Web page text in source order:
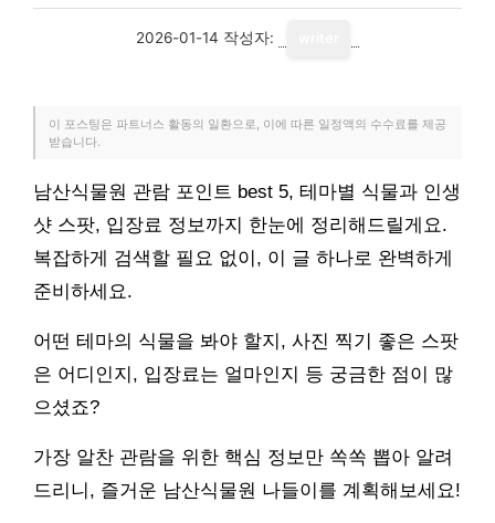
2026-01-14 작성자:
이 포스팅은 파트너스 활동의 일환으로, 이에 따른 일정액의 수수료를 제공
받습니다.
남산식물원 관람 포인트 best 5, 테마별 식물과 인생
샷 스팟, 입장료 정보까지 한눈에 정리해드릴게요.
복잡하게 검색할 필요 없이, 이 글 하나로 완벽하게
준비하세요.
어떤 테마의 식물을 봐야 할지, 사진 찍기 좋은 스팟
은 어디인지, 입장료는 얼마인지 등 궁금한 점이 많
으셨죠?
가장 알찬 관람을 위한 핵심 정보만 쏙쏙 뽑아 알려
드리니, 즐거운 남산식물원 나들이를 계획해보세요!